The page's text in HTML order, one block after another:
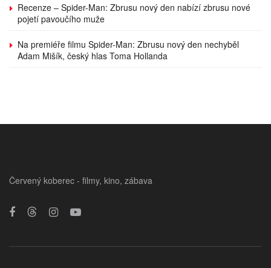
Recenze – Spider-Man: Zbrusu nový den nabízí zbrusu nové
pojetí pavoučího muže
Na premiéře filmu Spider-Man: Zbrusu nový den nechyběl
Adam Mišík, český hlas Toma Hollanda
Červený koberec - filmy, kino, zábava